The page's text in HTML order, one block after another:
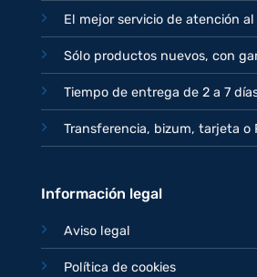
El mejor servicio de atención
Sólo productos nuevos, con
Tiempo de entrega de 2 a 7
Transferencia, bizum, tarjeta o
Información legal
Aviso legal
Política de cookies